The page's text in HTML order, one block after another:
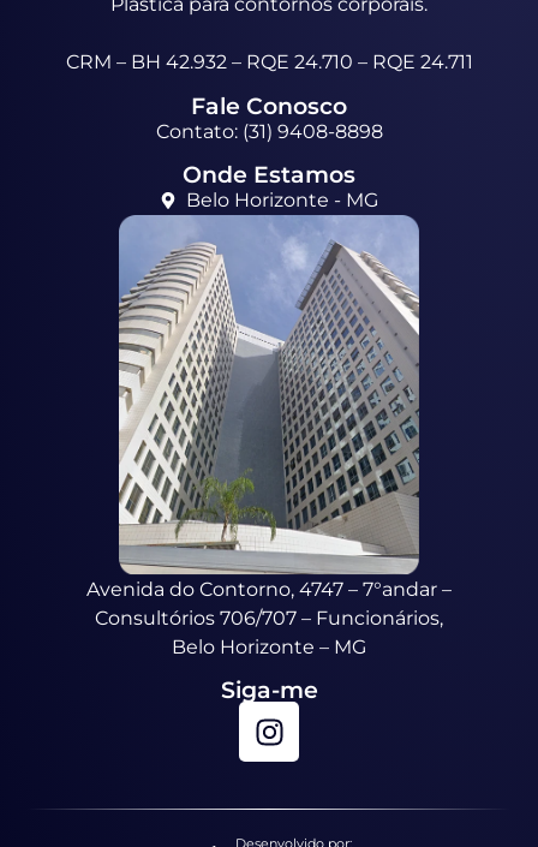
Plástica para contornos corporais.
CRM – BH 42.932 – RQE 24.710 – RQE 24.711
Fale Conosco
Contato: (31) 9408-8898
Onde Estamos
Belo Horizonte - MG
Avenida do Contorno, 4747 – 7°andar –
Consultórios 706/707 – Funcionários,
Belo Horizonte – MG
Siga-me